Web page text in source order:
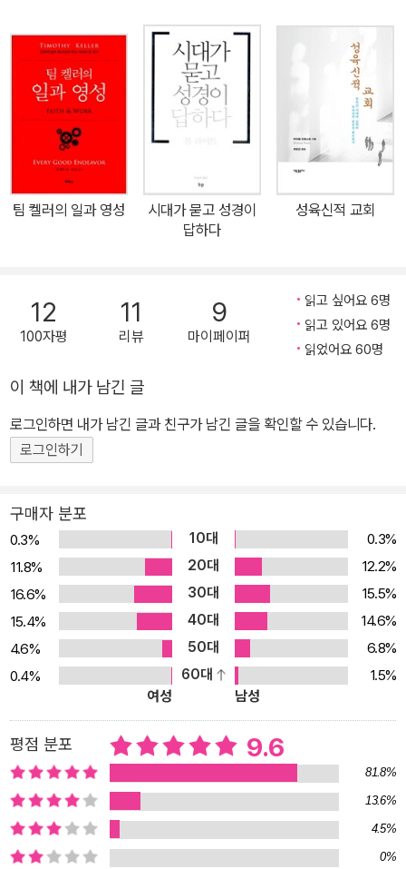
성서영성의 명작 『다윗: 현실에 뿌리박은 영성』(유진 피터슨), 교육영
성의 명저 『가르침과 배움의 영성』(파커 팔머), 예배영성의 고전 『세
상에 생명을 주는 예배』(알렉산더 슈메만) 등을 번역하여 국내에 소
개했다. 그의 저서로는 『경이라는 세계』『교회의 시간』(복 있는 사람)
팀 켈러의 일과 영성
시대가 묻고 성경이
답하다
성육신적 교회
12
100자평
11
리뷰
9
마이페이퍼
읽고 싶어요 6명
읽고 있어요 6명
읽었어요 60명
이 책에 내가 남긴 글
로그인하면 내가 남긴 글과 친구가 남긴 글을 확인할 수 있습니다.
로그인하기
구매자 분포
0.3% 10대
0.3%
11.8%
20대
12.2%
16.6%
30대
15.5%
15.4%
40대
14.6%
4.6%
50대
6.8%
0.4%
60대
1.5%
여성
남성
평점 분포 9.6
81.8%
13.6%
4.5%
0%